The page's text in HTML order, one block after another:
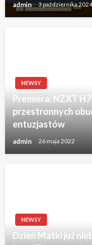
admin 3 października 2024
NEWSY
Premiera: NZXT
przestronnych
entuzjastów
admin 26 maja 2022
NEWSY
Dzień Matki już